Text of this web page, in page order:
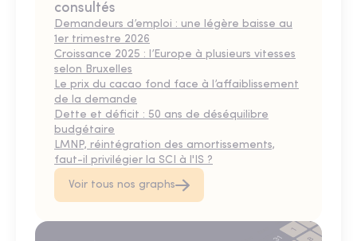
consultés
Demandeurs d’emploi : une légère baisse au
1er trimestre 2026
Croissance 2025 : l’Europe à plusieurs vitesses
selon Bruxelles
Le prix du cacao fond face à l’affaiblissement
de la demande
Dette et déficit : 50 ans de déséquilibre
budgétaire
LMNP, réintégration des amortissements,
faut-il privilégier la SCI à l'IS ?
Voir tous nos graphs